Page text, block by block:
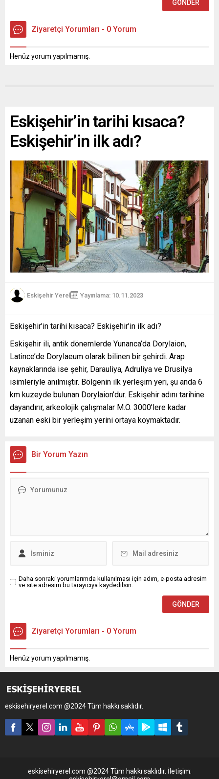
Ziyaretçi Yorumları - 0 Yorum
Henüz yorum yapılmamış.
Eskişehir’in tarihi kısaca?
Eskişehir’in ilk adı?
Eskişehir Yerel Yayınlama: 10.11.2023
Eskişehir’in tarihi kısaca? Eskişehir’in ilk adı?
Eskişehir ili, antik dönemlerde Yunanca’da Dorylaion,
Latince’de Dorylaeum olarak bilinen bir şehirdi. Arap
kaynaklarında ise şehir, Darauliya, Adruliya ve Drusilya
isimleriyle anılmıştır. Bölgenin ilk yerleşim yeri, şu anda 6
km kuzeyde bulunan Dorylaion’dur. Eskişehir adını tarihine
dayandırır, arkeolojik çalışmalar M.Ö. 3000’lere kadar
uzanan eski bir yerleşim yerini ortaya koymaktadır.
Bir Yorum Yazın
Daha sonraki yorumlarımda kullanılması için adım, e-posta adresim
ve site adresim bu tarayıcıya kaydedilsin.
Ziyaretçi Yorumları - 0 Yorum
Henüz yorum yapılmamış.
eskisehiryerel.com @2024 Tüm hakkı saklıdır.
eskisehiryerel.com @2024 Tüm hakkı saklıdır. İletişim: